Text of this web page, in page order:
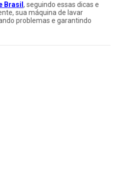
Brasil , seguindo essas dicas e
sua máquina de lavar
problemas e garantindo